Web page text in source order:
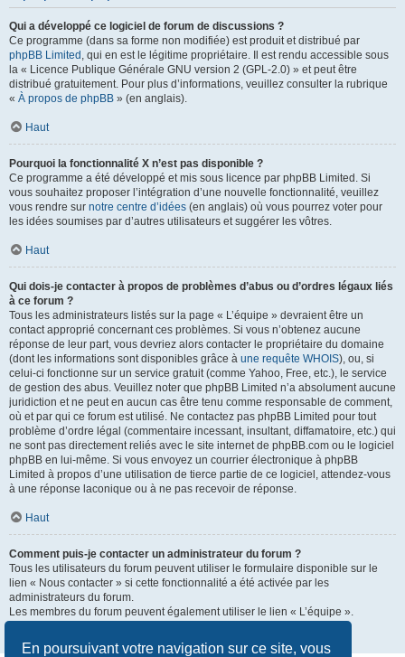
En poursuivant votre navigation sur ce site, vous
Qui a développé ce logiciel de forum de discussions ?
Ce programme (dans sa forme non modifiée) est produit et distribué par
phpBB Limited , qui en est le légitime propriétaire. Il est rendu accessible sous
la « Licence Publique Générale GNU version 2 (GPL-2.0) » et peut être
distribué gratuitement. Pour plus d’informations, veuillez consulter la rubrique
« À propos de phpBB » (en anglais).
Haut
Pourquoi la fonctionnalité X n’est pas disponible ?
Ce programme a été développé et mis sous licence par phpBB Limited. Si
vous souhaitez proposer l’intégration d’une nouvelle fonctionnalité, veuillez
vous rendre sur notre centre d’idées (en anglais) où vous pourrez voter pour
les idées soumises par d’autres utilisateurs et suggérer les vôtres.
Haut
Qui dois-je contacter à propos de problèmes d’abus ou d’ordres légaux liés
à ce forum ?
Tous les administrateurs listés sur la page « L’équipe » devraient être un
contact approprié concernant ces problèmes. Si vous n’obtenez aucune
réponse de leur part, vous devriez alors contacter le propriétaire du domaine
(dont les informations sont disponibles grâce à une requête WHOIS), ou, si
celui-ci fonctionne sur un service gratuit (comme Yahoo, Free, etc.), le service
de gestion des abus. Veuillez noter que phpBB Limited n’a absolument aucune
juridiction et ne peut en aucun cas être tenu comme responsable de comment,
où et par qui ce forum est utilisé. Ne contactez pas phpBB Limited pour tout
problème d’ordre légal (commentaire incessant, insultant, diffamatoire, etc.) qui
ne sont pas directement reliés avec le site internet de phpBB.com ou le logiciel
phpBB en lui-même. Si vous envoyez un courrier électronique à phpBB
Limited à propos d’une utilisation de tierce partie de ce logiciel, attendez-vous
à une réponse laconique ou à ne pas recevoir de réponse.
Haut
Comment puis-je contacter un administrateur du forum ?
Tous les utilisateurs du forum peuvent utiliser le formulaire disponible sur le
lien « Nous contacter » si cette fonctionnalité a été activée par les
administrateurs du forum.
Les membres du forum peuvent également utiliser le lien « L’équipe ».
Haut